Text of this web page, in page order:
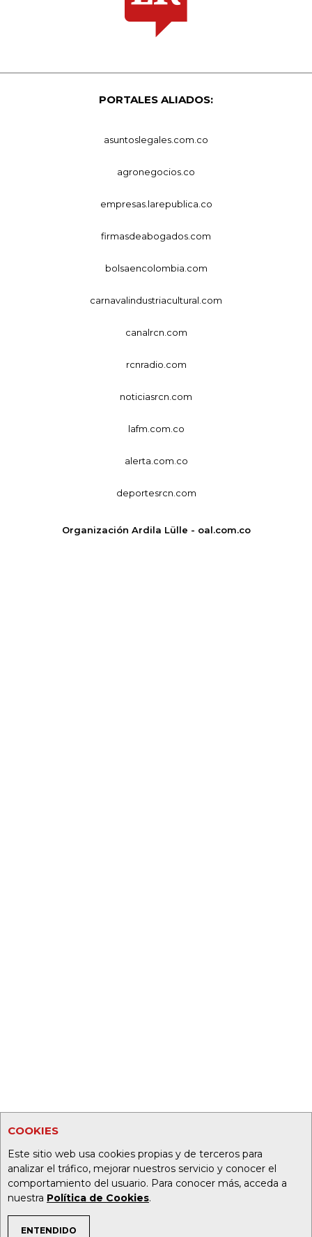
COOKIES
Este sitio web usa cookies propias y de terceros para
analizar el tráfico, mejorar nuestros servicio y conocer el
comportamiento del usuario. Para conocer más, acceda a
nuestra Política de Cookies.
ENTENDIDO
PORTALES ALIADOS:
asuntoslegales.com.co
agronegocios.co
empresas.larepublica.co
firmasdeabogados.com
bolsaencolombia.com
carnavalindustriacultural.com
canalrcn.com
rcnradio.com
noticiasrcn.com
lafm.com.co
alerta.com.co
deportesrcn.com
Organización Ardila Lülle - oal.com.co